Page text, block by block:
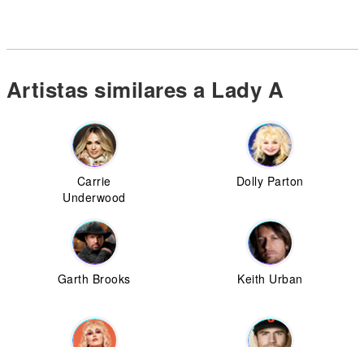
Artistas similares a Lady A
Carrie
Underwood
Dolly Parton
Garth Brooks Keith Urban